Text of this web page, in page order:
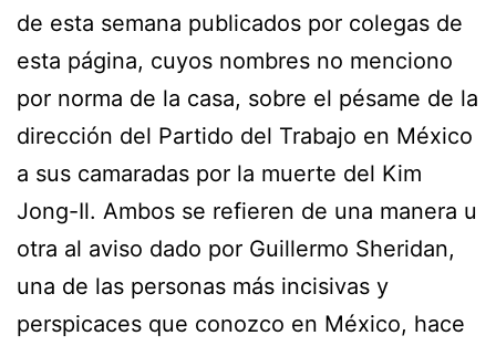
de esta semana publicados por colegas de
esta página, cuyos nombres no menciono
por norma de la casa, sobre el pésame de la
dirección del Partido del Trabajo en México
a sus camaradas por la muerte del Kim
Jong-Il. Ambos se refieren de una manera u
otra al aviso dado por Guillermo Sheridan,
una de las personas más incisivas y
perspicaces que conozco en México, hace